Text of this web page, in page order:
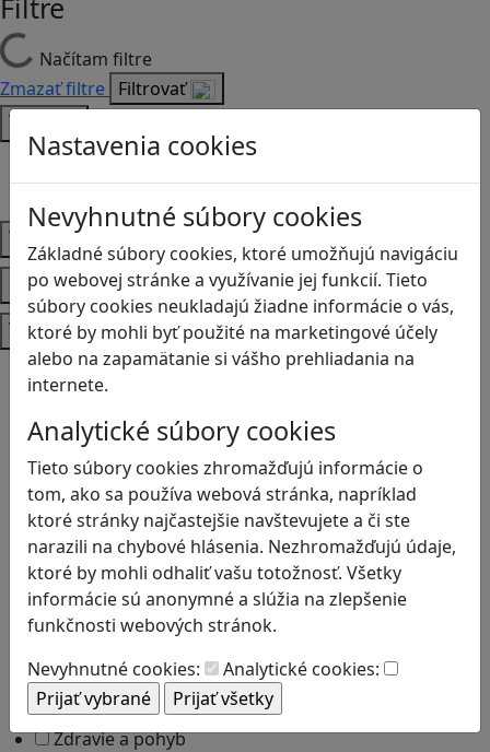
Nastavenia cookies
Nevyhnutné súbory cookies
Základné súbory cookies, ktoré umožňujú navigáciu
po webovej stránke a využívanie jej funkcií. Tieto
súbory cookies neukladajú žiadne informácie o vás,
ktoré by mohli byť použité na marketingové účely
alebo na zapamätanie si vášho prehliadania na
internete.
Analytické súbory cookies
Tieto súbory cookies zhromažďujú informácie o
tom, ako sa používa webová stránka, napríklad
ktoré stránky najčastejšie navštevujete a či ste
narazili na chybové hlásenia. Nezhromažďujú údaje,
ktoré by mohli odhaliť vašu totožnosť. Všetky
informácie sú anonymné a slúžia na zlepšenie
funkčnosti webových stránok.
Nevyhnutné cookies:
Analytické cookies:
Načítam filtre
Zmazať filtre Filtrovať
Typ
Recenzie
Vek
Predmety
Témy
Bezpečnosť na internete
Čítanie s porozumením
Digitálna rovnováha
Ekológia
Globálne vzdelávanie
Kreativita
Kritické myslenie
Kyberšikana
Logické myslenie
Ľudské práva a tolerancia
Motorika a koncentrácia
Programovanie/Technika
Sociálne zručnosti a kooperácia
Strategické myslenie
Zdravie a pohyb